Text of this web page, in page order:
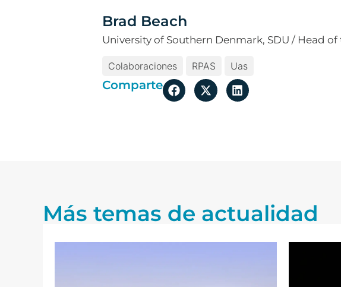
Brad Beach
University of Southern Denmark, SDU / Head of
Colaboraciones RPAS Uas
Comparte
Más temas de actualidad